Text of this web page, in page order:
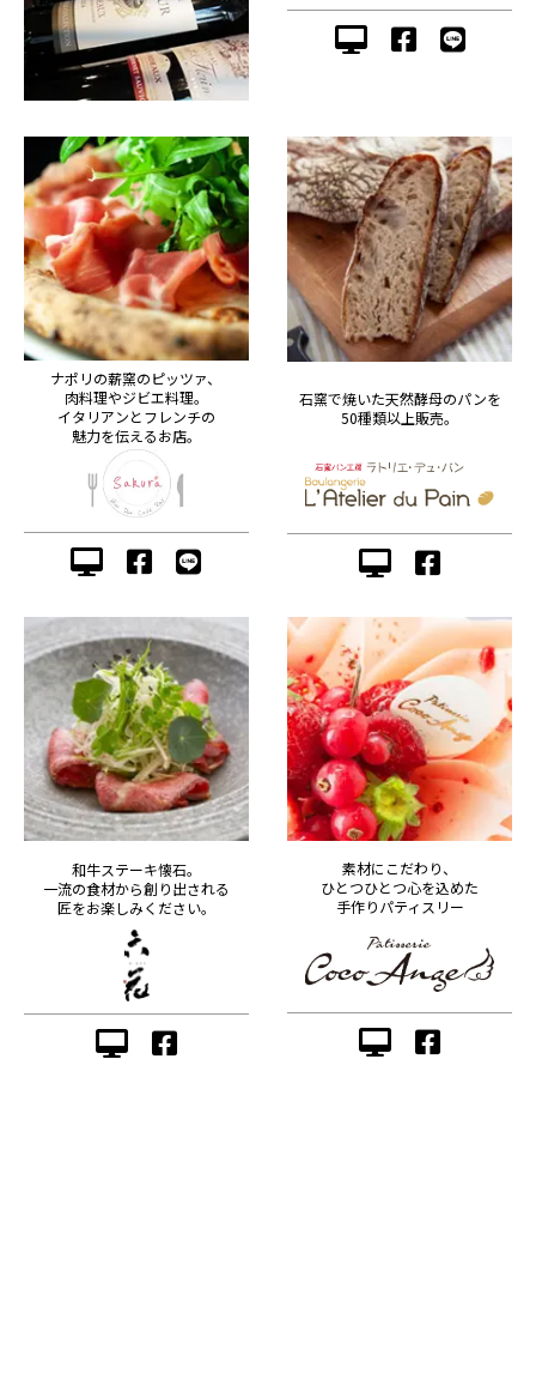
ナポリの薪窯のピッツァ、
肉料理やジビエ料理。
イタリアンとフレンチの
魅力を伝えるお店。
石窯で焼いた天然酵母のパンを
50種類以上販売。
和牛ステーキ懐石。
一流の食材から創り出される
匠をお楽しみください。
素材にこだわり、
ひとつひとつ心を込めた
手作りパティスリー